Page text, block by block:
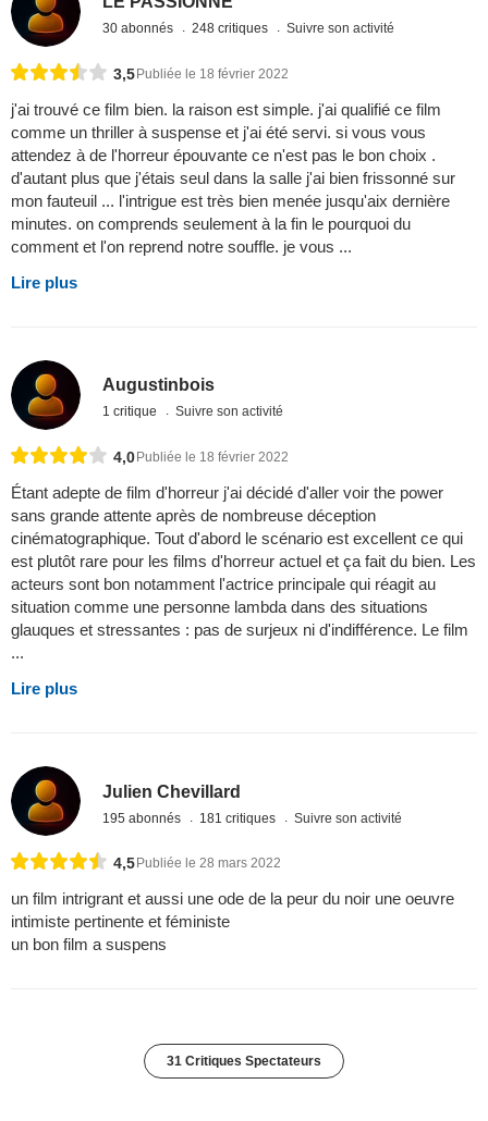
30 abonnés 248 critiques Suivre son activité
3,5Publiée le 18 février 2022
j'ai trouvé ce film bien. la raison est simple. j'ai qualifié ce film
comme un thriller à suspense et j'ai été servi. si vous vous
attendez à de l'horreur épouvante ce n'est pas le bon choix .
d'autant plus que j'étais seul dans la salle j'ai bien frissonné sur
mon fauteuil ... l'intrigue est très bien menée jusqu'aix dernière
minutes. on comprends seulement à la fin le pourquoi du
comment et l'on reprend notre souffle. je vous ...
Lire plus
Augustinbois
1 critique Suivre son activité
4,0 Publiée le 18 février 2022
Étant adepte de film d'horreur j'ai décidé d'aller voir the power
sans grande attente après de nombreuse déception
cinématographique. Tout d'abord le scénario est excellent ce qui
est plutôt rare pour les films d'horreur actuel et ça fait du bien. Les
acteurs sont bon notamment l'actrice principale qui réagit au
situation comme une personne lambda dans des situations
glauques et stressantes : pas de surjeux ni d'indifférence. Le film
...
Lire plus
Julien Chevillard
195 abonnés 181 critiques Suivre son activité
4,5 Publiée le 28 mars 2022
un film intrigrant et aussi une ode de la peur du noir une oeuvre
intimiste pertinente et féministe
un bon film a suspens
31 Critiques Spectateurs